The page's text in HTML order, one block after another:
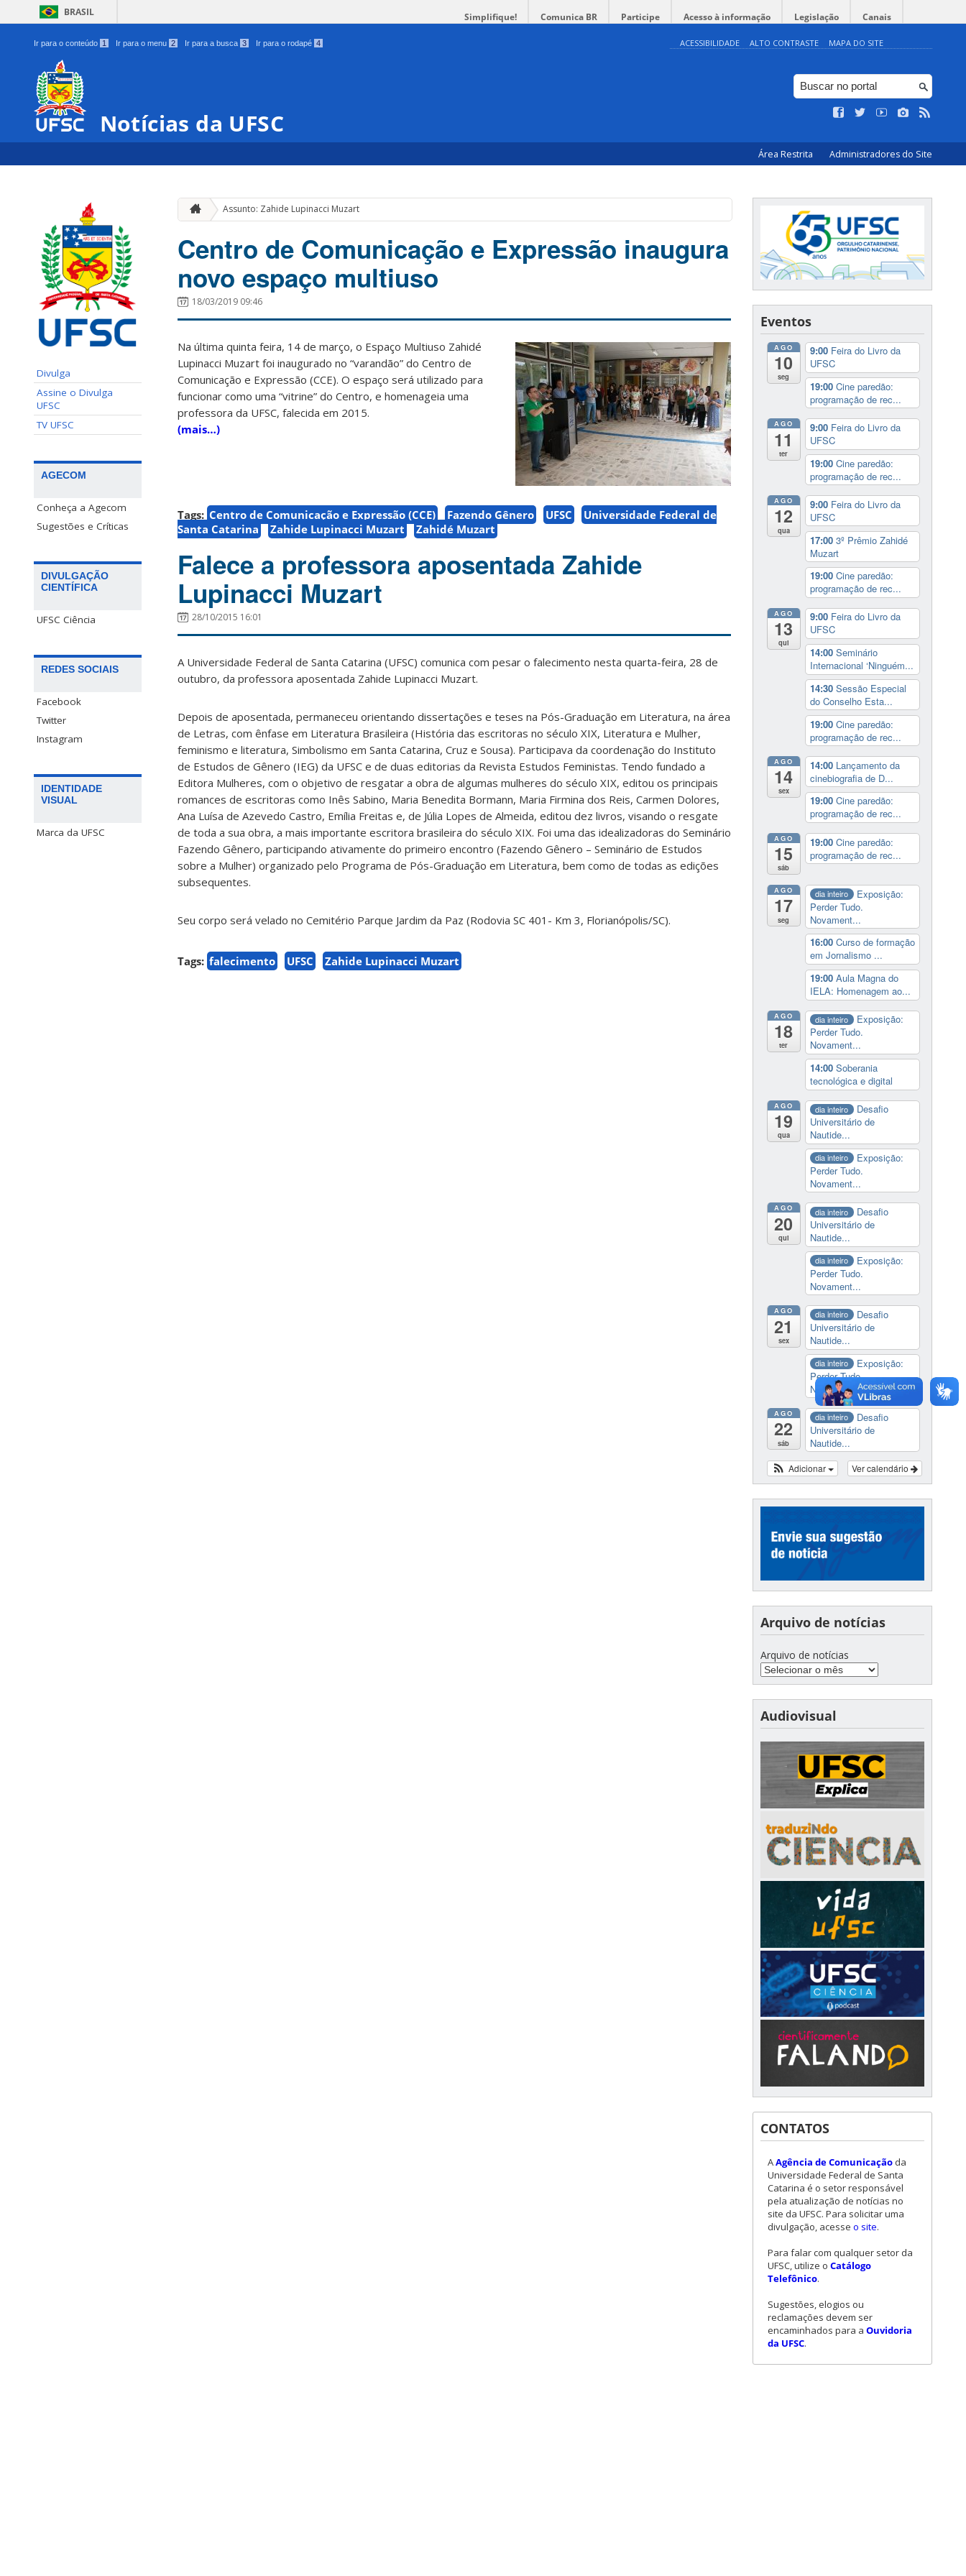
BRASIL Simplifique! Comunica BR Participe Acesso à informação Legislação Canais
Ir para o conteúdo 1 Ir para o menu 2 Ir para a busca 3 Ir para o rodapé 4 ACESSIBILIDADE ALTO CONTRASTE MAPA DO SITE
Notícias da UFSC
Área Restrita Administradores do Site
Divulga
Assine o Divulga
UFSC
TV UFSC
AGECOM
Conheça a Agecom
Sugestões e Críticas
DIVULGAÇÃO
CIENTÍFICA
UFSC Ciência
REDES SOCIAIS
Facebook
Twitter
Instagram
IDENTIDADE
VISUAL
Marca da UFSC
Assunto: Zahide Lupinacci Muzart
Centro de Comunicação e Expressão inaugura
novo espaço multiuso
18/03/2019 09:46
Na última quinta feira, 14 de março, o Espaço Multiuso Zahidé
Lupinacci Muzart foi inaugurado no “varandão” do Centro de
Comunicação e Expressão (CCE). O espaço será utilizado para
funcionar como uma “vitrine” do Centro, e homenageia uma
professora da UFSC, falecida em 2015.
(mais…)
Tags: Centro de Comunicação e Expressão (CCE) Fazendo Gênero UFSC
Universidade Federal de
Santa Catarina
Zahide Lupinacci Muzart Zahidé Muzart
Falece a professora aposentada Zahide
Lupinacci Muzart
28/10/2015 16:01
A Universidade Federal de Santa Catarina (UFSC) comunica com pesar o falecimento nesta quarta-feira, 28 de
outubro, da professora aposentada Zahide Lupinacci Muzart.
Depois de aposentada, permaneceu orientando dissertações e teses na Pós-Graduação em Literatura, na área
de Letras, com ênfase em Literatura Brasileira (História das escritoras no século XIX, Literatura e Mulher,
feminismo e literatura, Simbolismo em Santa Catarina, Cruz e Sousa). Participava da coordenação do Instituto
de Estudos de Gênero (IEG) da UFSC e de duas editorias da Revista Estudos Feministas. Tendo fundado a
Editora Mulheres, com o objetivo de resgatar a obra de algumas mulheres do século XIX, editou os principais
romances de escritoras como Inês Sabino, Maria Benedita Bormann, Maria Firmina dos Reis, Carmen Dolores,
Ana Luísa de Azevedo Castro, Emília Freitas e, de Júlia Lopes de Almeida, editou dez livros, visando o resgate
de toda a sua obra, a mais importante escritora brasileira do século XIX. Foi uma das idealizadoras do Seminário
Fazendo Gênero, participando ativamente do primeiro encontro (Fazendo Gênero – Seminário de Estudos
sobre a Mulher) organizado pelo Programa de Pós-Graduação em Literatura, bem como de todas as edições
subsequentes.
Seu corpo será velado no Cemitério Parque Jardim da Paz (Rodovia SC 401- Km 3, Florianópolis/SC).
Tags: falecimento UFSC Zahide Lupinacci Muzart
Eventos
AGO
10
seg
9:00 Feira do Livro da
UFSC
19:00 Cine paredão:
programação de rec...
AGO
11
ter
9:00 Feira do Livro da
UFSC
19:00 Cine paredão:
programação de rec...
AGO
12
qua
9:00 Feira do Livro da
UFSC
17:00 3º Prêmio Zahidé
Muzart
19:00 Cine paredão:
programação de rec...
AGO
13
qui
9:00 Feira do Livro da
UFSC
14:00 Seminário
Internacional ‘Ninguém...
14:30 Sessão Especial
do Conselho Esta...
19:00 Cine paredão:
programação de rec...
AGO
14
sex
14:00 Lançamento da
cinebiografia de D...
19:00 Cine paredão:
programação de rec...
AGO
15
sáb
19:00 Cine paredão:
programação de rec...
AGO
17
seg
dia inteiro
Exposição:
Perder Tudo.
Novament...
16:00 Curso de formação
em Jornalismo ...
19:00 Aula Magna do
IELA: Homenagem ao...
AGO
18
ter
dia inteiro
Exposição:
Perder Tudo.
Novament...
14:00 Soberania
tecnológica e digital
AGO
19
qua
dia inteiro
Desafio
Universitário de
Nautide...
dia inteiro
Exposição:
Perder Tudo.
Novament...
AGO
20
qui
dia inteiro
Desafio
Universitário de
Nautide...
dia inteiro
Exposição:
Perder Tudo.
Novament...
AGO
21
sex
dia inteiro
Desafio
Universitário de
Nautide...
dia inteiro
Exposição:
Perder Tudo.
Novament...
AGO
22
sáb
dia inteiro
Desafio
Universitário de
Nautide...
Ver calendário
Adicionar
Arquivo de notícias
Arquivo de notícias
Audiovisual
CONTATOS
AAgência de Comunicação da
Universidade Federal de Santa
Catarina é o setor responsável
pela atualização de notícias no
site da UFSC. Para solicitar uma
divulgação, acesse o site.
Para falar com qualquer setor da
UFSC, utilize o Catálogo
Telefônico.
Sugestões, elogios ou
reclamações devem ser
encaminhados para a Ouvidoria
da UFSC.